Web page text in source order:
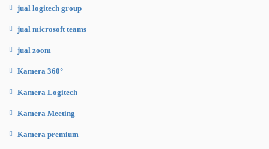
jual logitech group
jual microsoft teams
jual zoom
Kamera 360°
Kamera Logitech
Kamera Meeting
Kamera premium